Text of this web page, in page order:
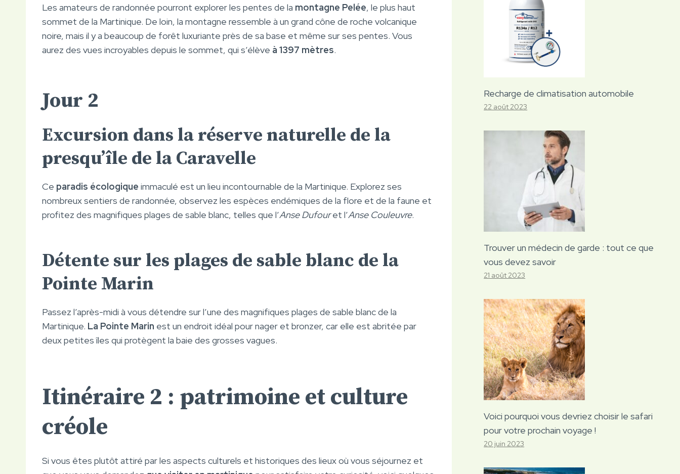
Les amateurs de randonnée pourront explorer les pentes de la montagne Pelée, le plus haut
sommet de la Martinique. De loin, la montagne ressemble à un grand cône de roche volcanique
noire, mais il y a beaucoup de forêt luxuriante près de sa base et même sur ses pentes. Vous
aurez des vues incroyables depuis le sommet, qui s’élève à 1397 mètres.
Jour 2
Excursion dans la réserve naturelle de la
presqu’île de la Caravelle
Ce paradis écologique immaculé est un lieu incontournable de la Martinique. Explorez ses
nombreux sentiers de randonnée, observez les espèces endémiques de la flore et de la faune et
profitez des magnifiques plages de sable blanc, telles que l’Anse Dufouret l’Anse Couleuvre.
Détente sur les plages de sable blanc de la
Pointe Marin
Passez l’après-midi à vous détendre sur l’une des magnifiques plages de sable blanc de la
Martinique. La Pointe Marin est un endroit idéal pour nager et bronzer, car elle est abritée par
deux petites îles qui protègent la baie des grosses vagues.
Itinéraire 2 : patrimoine et culture
créole
Si vous êtes plutôt attiré par les aspects culturels et historiques des lieux où vous séjournez et
Recharge de climatisation automobile
22 août 2023
Trouver un médecin de garde : tout ce que
vous devez savoir
21 août 2023
Voici pourquoi vous devriez choisir le safari
pour votre prochain voyage !
20 juin 2023